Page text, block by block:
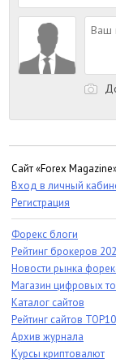
Сайт «Forex
Вход в личный
Регистрация
Форекс блоги
Рейтинг брокеров
Новости рынка
Магазин цифровых
Каталог сайтов
Рейтинг сайтов
Архив журнала
Курсы криптовалют